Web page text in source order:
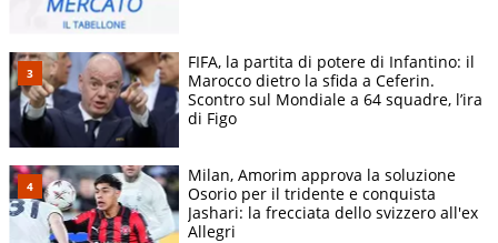
FIFA, la partita di potere di Infantino: il
Marocco dietro la sfida a Ceferin.
Scontro sul Mondiale a 64 squadre, l’ira
di Figo
Milan, Amorim approva la soluzione
Osorio per il tridente e conquista
Jashari: la frecciata dello svizzero all'ex
Allegri